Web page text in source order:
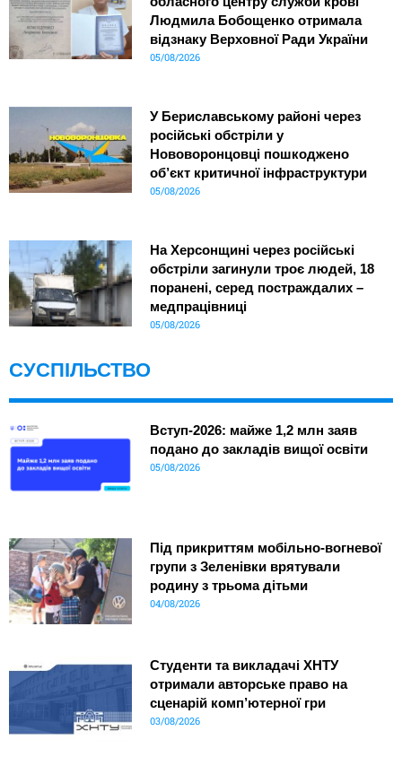
Людмила Бобощенко отримала
відзнаку Верховної Ради України
05/08/2026
У Бериславському районі через
російські обстріли у
Нововоронцовці пошкоджено
об’єкт критичної інфраструктури
05/08/2026
На Херсонщині через російські
обстріли загинули троє людей, 18
поранені, серед постраждалих –
медпрацівниці
05/08/2026
СУСПІЛЬСТВО
Вступ-2026: майже 1,2 млн заяв
подано до закладів вищої освіти
05/08/2026
Під прикриттям мобільно-вогневої
групи з Зеленівки врятували
родину з трьома дітьми
04/08/2026
Студенти та викладачі ХНТУ
отримали авторське право на
сценарій комп’ютерної гри
03/08/2026